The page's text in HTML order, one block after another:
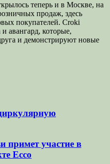
теперь и в Москве, на
продаж, здесь
покупателей. Croki
и авангард, которые,
и демонстрируют новые
примет участие в
Ecco